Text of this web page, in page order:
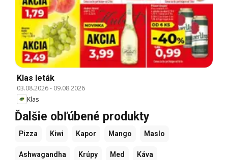
Klas leták
03.08.2026- 09.08.2026
Klas
Ďalšie obľúbené produkty
Pizza Kiwi Kapor Mango Maslo
Ashwagandha Krúpy Med Káva